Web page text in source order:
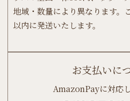
地域・数量により異なります。
以内に発送いたします。
お支払いに
AmazonPayに対応し